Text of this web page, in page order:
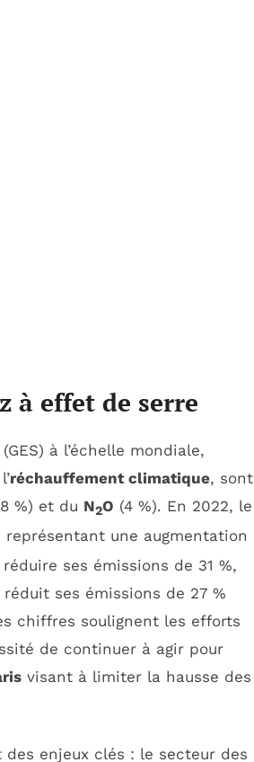
à effet de serre
(GES) à l’échelle mondiale,
réchauffement climatique, sont
%) et du N2O (4 %). En 2022, le
représentant une augmentation
ses émissions de 31 %,
ses émissions de 27 %
chiffres soulignent les efforts
de continuer à agir pour
visant à limiter la hausse des
enjeux clés : le secteur des